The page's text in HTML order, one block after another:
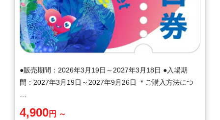
●販売期間：2026年3月19日～2027年3月18日 ●入場期
間：2027年3月19日～2027年9月26日 ＊ご購入方法につ
…
4,900円 ～